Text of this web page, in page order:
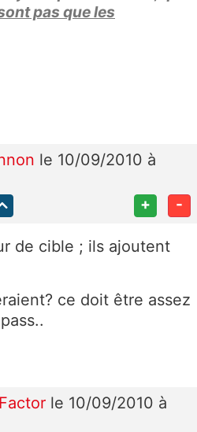
pas que les
le 10/09/2010 à
+ -
de cible ; ils ajoutent
ce doit être assez
le 10/09/2010 à